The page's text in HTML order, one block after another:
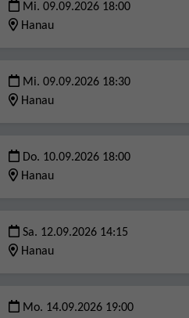
Mi. 09.09.2026 18:00
Hanau
Mi. 09.09.2026 18:30
Hanau
Do. 10.09.2026 18:00
Hanau
Sa. 12.09.2026 14:15
Hanau
Mo. 14.09.2026 19:00